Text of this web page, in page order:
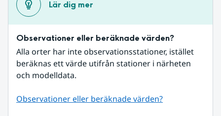
Lär dig mer
Observationer eller beräknade värden?
Alla orter har inte observationsstationer, istället
beräknas ett värde utifrån stationer i närheten
och modelldata.
Observationer eller beräknade värden?